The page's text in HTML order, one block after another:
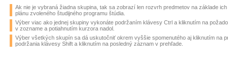
Ak nie je vybraná žiadna skupina, tak sa zobrazí len rozvrh predmetov na základe
plánu zvoleného študijného programu štúdia.
Výber viac ako jednej skupiny vykonáte podržaním klávesy Ctrl a kliknutím na
v zozname a potiahnutím kurzora nadol.
Výber všetkých skupín sa dá uskutočniť okrem vyššie spomenutého aj kliknutím na
podržania klávesy Shift a kliknutím na posledný záznam v prehľade.